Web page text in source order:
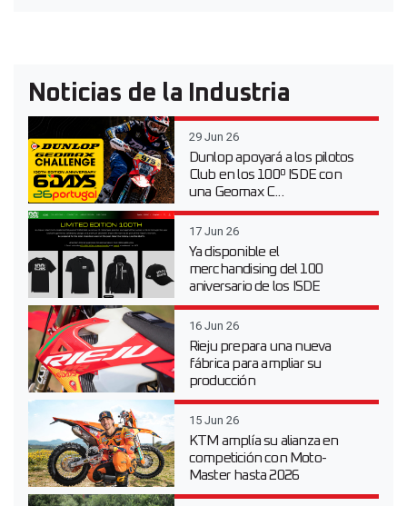
Noticias de la Industria
29 Jun 26
Dunlop apoyará a los pilotos
Club en los 100º ISDE con
una Geomax C...
17 Jun 26
Ya disponible el
merchandising del 100
aniversario de los ISDE
16 Jun 26
Rieju prepara una nueva
fábrica para ampliar su
producción
15 Jun 26
KTM amplía su alianza en
competición con Moto-
Master hasta 2026